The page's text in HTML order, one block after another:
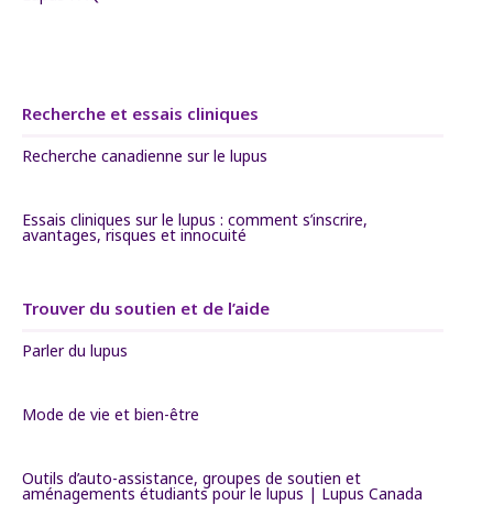
Recherche et essais cliniques
Recherche canadienne sur le lupus
Essais cliniques sur le lupus : comment s’inscrire,
avantages, risques et innocuité
Trouver du soutien et de l’aide
Parler du lupus
Mode de vie et bien-être
Outils d’auto-assistance, groupes de soutien et
aménagements étudiants pour le lupus | Lupus Canada